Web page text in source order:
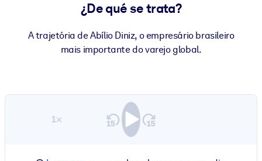
Alimente sus sistemas de IA con conocimientos fiables y
¿De qué se trata?
A trajetória de Abílio Diniz, o empresário brasileiro
mais importante do varejo global.
1×